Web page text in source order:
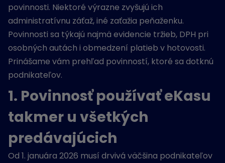
povinnosti. Niektoré výrazne zvyšujú ich
administratívnu záťaž, iné zaťažia peňaženku.
Povinnosti sa týkajú najmä evidencie tržieb, DPH pri
osobných autách i obmedzení platieb v hotovosti.
Prinášame vám prehľad povinností, ktoré sa dotknú
podnikateľov.
1. Povinnosť používať eKasu
takmer u všetkých
predávajúcich
Od 1. januára 2026 musí drvivá väčšina podnikateľov